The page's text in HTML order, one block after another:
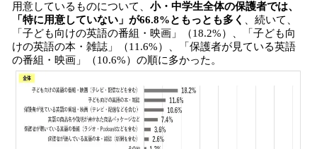
用意しているものについて、 小・中学生全体の保護者では、
「特に用意していない」が66.8%ともっとも多く
、続いて、
「子ども向けの英語の番組・映画」（18.2%）、「子ども向
けの英語の本・雑誌」（11.6%）、「保護者が見ている英語
の番組・映画」（10.6%）の順に多かった。